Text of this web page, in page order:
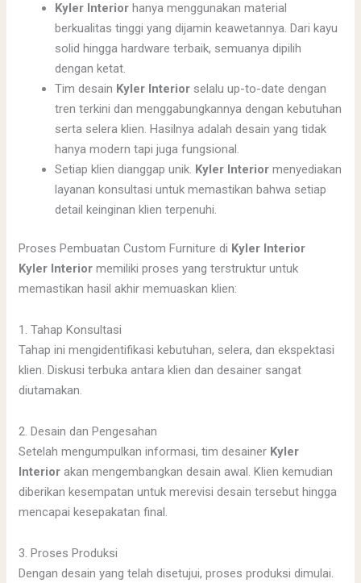
Kyler Interior hanya menggunakan material
berkualitas tinggi yang dijamin keawetannya. Dari kayu
solid hingga hardware terbaik, semuanya dipilih
dengan ketat.
Tim desain Kyler Interior selalu up-to-date dengan
tren terkini dan menggabungkannya dengan kebutuhan
serta selera klien. Hasilnya adalah desain yang tidak
hanya modern tapi juga fungsional.
Setiap klien dianggap unik. Kyler Interior menyediakan
layanan konsultasi untuk memastikan bahwa setiap
detail keinginan klien terpenuhi.
Proses Pembuatan Custom Furniture di Kyler Interior
Kyler Interior memiliki proses yang terstruktur untuk
memastikan hasil akhir memuaskan klien:
1. Tahap Konsultasi
Tahap ini mengidentifikasi kebutuhan, selera, dan ekspektasi
klien. Diskusi terbuka antara klien dan desainer sangat
diutamakan.
2. Desain dan Pengesahan
Setelah mengumpulkan informasi, tim desainer Kyler
Interior akan mengembangkan desain awal. Klien kemudian
diberikan kesempatan untuk merevisi desain tersebut hingga
mencapai kesepakatan final.
3. Proses Produksi
Dengan desain yang telah disetujui, proses produksi dimulai.